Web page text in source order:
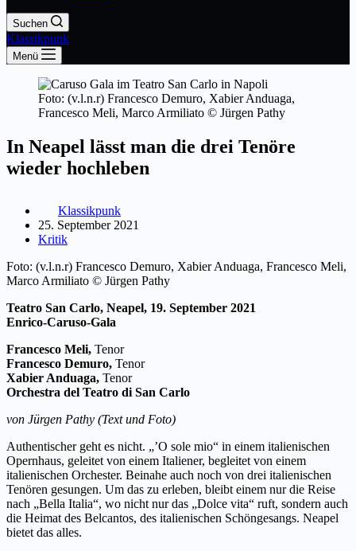
Suchen
Klassikpunk
Menü
Foto: (v.l.n.r) Francesco Demuro, Xabier Anduaga,
Francesco Meli, Marco Armiliato © Jürgen Pathy
In Neapel lässt man die drei Tenöre
wieder hochleben
Klassikpunk
25. September 2021
Kritik
Foto: (v.l.n.r) Francesco Demuro, Xabier Anduaga, Francesco Meli,
Marco Armiliato © Jürgen Pathy
Teatro San Carlo, Neapel, 19. September 2021
Enrico-Caruso-Gala
Francesco Meli, Tenor
Francesco Demuro, Tenor
Xabier Anduaga, Tenor
Orchestra del Teatro di San Carlo
von Jürgen Pathy (Text und Foto)
Authentischer geht es nicht. „’O sole mio“ in einem italienischen
Opernhaus, geleitet von einem Italiener, begleitet von einem
italienischen Orchester. Beinahe auch noch von drei italienischen
Tenören gesungen. Um das zu erleben, bleibt einem nur die Reise
nach „Bella Italia“, wo nicht nur das „Dolce vita“ ruft, sondern auch
die Heimat des Belcantos, des italienischen Schöngesangs. Neapel
bietet das alles.